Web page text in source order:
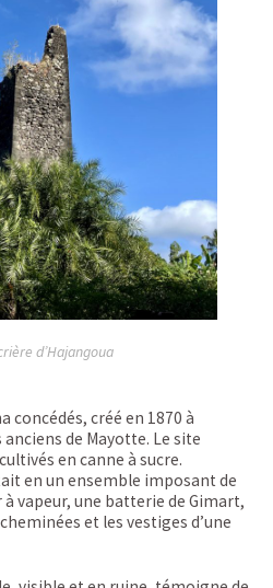
d’Hajangoua
concédés, créé en 1870 à
anciens de Mayotte. Le site
en canne à sucre.
en un ensemble imposant de
vapeur, une batterie de Gimart,
et les vestiges d’une